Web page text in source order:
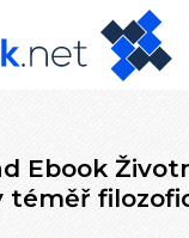
Ebook
téměř